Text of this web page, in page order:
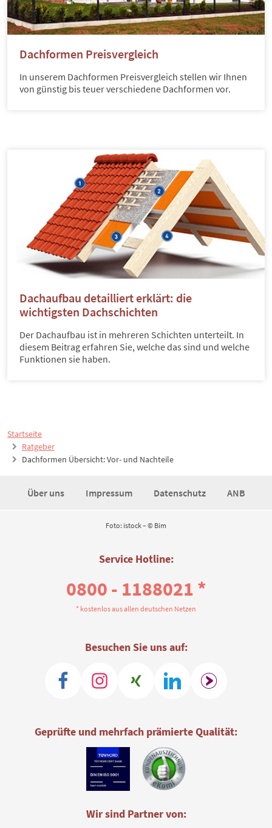
Startseite
Ratgeber
Dachformen Übersicht: Vor- und Nachteile
Dachformen Preisvergleich
In unserem Dachformen Preisvergleich stellen wir Ihnen
von günstig bis teuer verschiedene Dachformen vor.
Dachaufbau detailliert erklärt: die
wichtigsten Dachschichten
Der Dachaufbau ist in mehreren Schichten unterteilt. In
diesem Beitrag erfahren Sie, welche das sind und welche
Funktionen sie haben.
Über uns Impressum Datenschutz ANB
Foto: istock – © Bim
Service Hotline:
0800 - 1188021 *
* kostenlos aus allen deutschen Netzen
Besuchen Sie uns auf:
Geprüfte und mehrfach prämierte Qualität:
Wir sind Partner von: